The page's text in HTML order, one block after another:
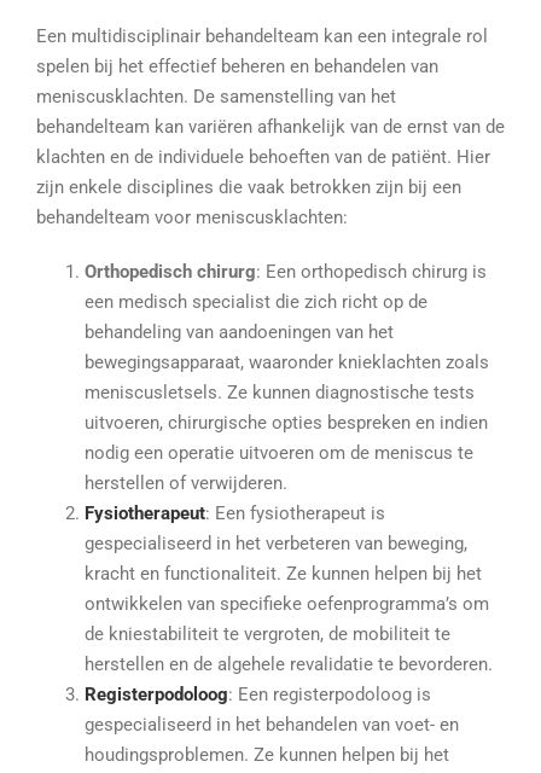
Een multidisciplinair behandelteam kan een integrale rol
spelen bij het effectief beheren en behandelen van
meniscusklachten. De samenstelling van het
behandelteam kan variëren afhankelijk van de ernst van de
klachten en de individuele behoeften van de patiënt. Hier
zijn enkele disciplines die vaak betrokken zijn bij een
behandelteam voor meniscusklachten:
Orthopedisch chirurg: Een orthopedisch chirurg is
een medisch specialist die zich richt op de
behandeling van aandoeningen van het
bewegingsapparaat, waaronder knieklachten zoals
meniscusletsels. Ze kunnen diagnostische tests
uitvoeren, chirurgische opties bespreken en indien
nodig een operatie uitvoeren om de meniscus te
herstellen of verwijderen.
Fysiotherapeut: Een fysiotherapeut is
gespecialiseerd in het verbeteren van beweging,
kracht en functionaliteit. Ze kunnen helpen bij het
ontwikkelen van specifieke oefenprogramma’s om
de kniestabiliteit te vergroten, de mobiliteit te
herstellen en de algehele revalidatie te bevorderen.
Registerpodoloog: Een registerpodoloog is
gespecialiseerd in het behandelen van voet- en
houdingsproblemen. Ze kunnen helpen bij het